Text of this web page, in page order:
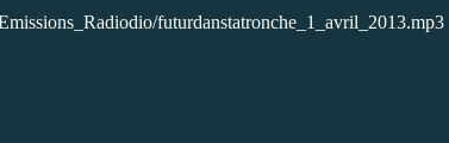
futurdanstatronche_1_avril_2013.mp3